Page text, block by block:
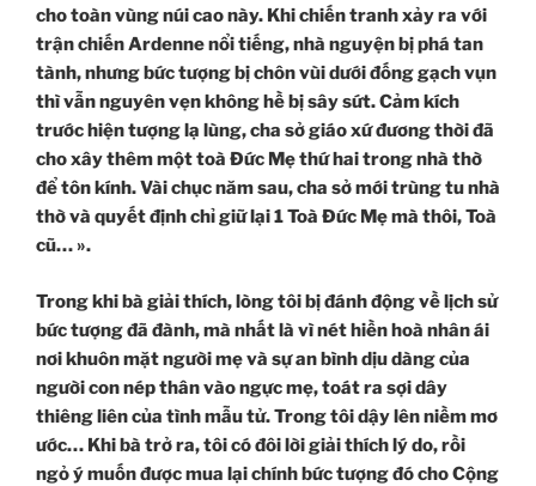
cho toàn vùng núi cao này. Khi chiến tranh xảy ra với
trận chiến Ardenne nổi tiếng, nhà nguyện bị phá tan
tành, nhưng bức tượng bị chôn vùi dưới đống gạch vụn
thì vẫn nguyên vẹn không hề bị sây sứt. Cảm kích
trước hiện tượng lạ lùng, cha sở giáo xứ đương thời đã
cho xây thêm một toà Đức Mẹ thứ hai trong nhà thờ
để tôn kính. Vài chục năm sau, cha sở mới trùng tu nhà
thờ và quyết định chỉ giữ lại 1 Toà Đức Mẹ mà thôi, Toà
cũ… ».
Trong khi bà giải thích, lòng tôi bị đánh động về lịch sử
bức tượng đã đành, mà nhất là vì nét hiền hoà nhân ái
nơi khuôn mặt người mẹ và sự an bình dịu dàng của
người con nép thân vào ngực mẹ, toát ra sợi dây
thiêng liên của tình mẫu tử. Trong tôi dậy lên niềm mơ
ước… Khi bà trở ra, tôi có đôi lời giải thích lý do, rồi
ngỏ ý muốn được mua lại chính bức tượng đó cho Cộng